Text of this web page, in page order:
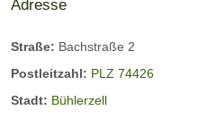
Adresse
Straße: Bachstraße 2
Postleitzahl: PLZ 74426
Stadt: Bühlerzell